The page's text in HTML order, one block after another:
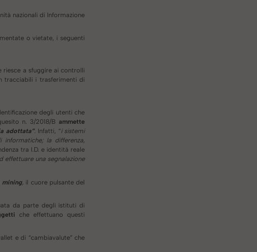
nazionali di Informazione
o vietate, i seguenti
a sfuggire ai controlli
tracciabili i trasferimenti di
degli utenti che
n. 3/2018/B ammette
adottata”. Infatti, “i sistemi
informatiche; la differenza,
tra I.D. e identità reale
effettuare una segnalazione
mining, il cuore pulsante del
da parte degli istituti di
che effettuano questi
e di “cambiavalute” che